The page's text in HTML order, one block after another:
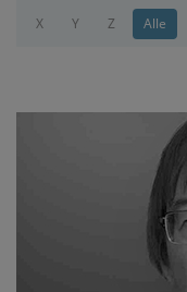
X
Y Z Alle